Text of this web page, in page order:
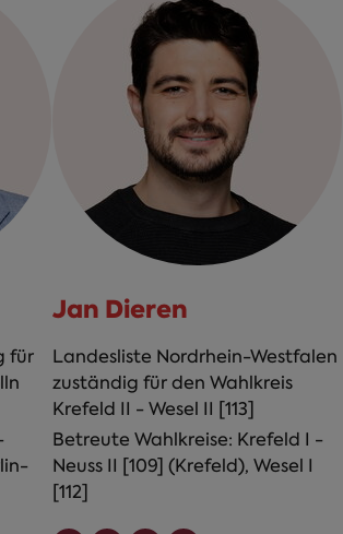
für
Jan Dieren
Landesliste Nordrhein-Westfalen
zuständig für den Wahlkreis
Krefeld II - Wesel II [113]
Betreute Wahlkreise: Krefeld I -
Neuss II [109] (Krefeld), Wesel I
[112]